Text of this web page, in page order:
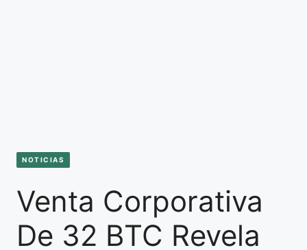
NOTICIAS
Venta Corporativa
De 32 BTC Revela